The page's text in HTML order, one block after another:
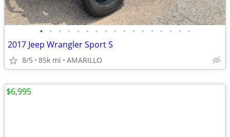
• • • • • • • • • • • • • • • • •
2017 Jeep Wrangler Sport S
8/5 85k mi AMARILLO
$6,995